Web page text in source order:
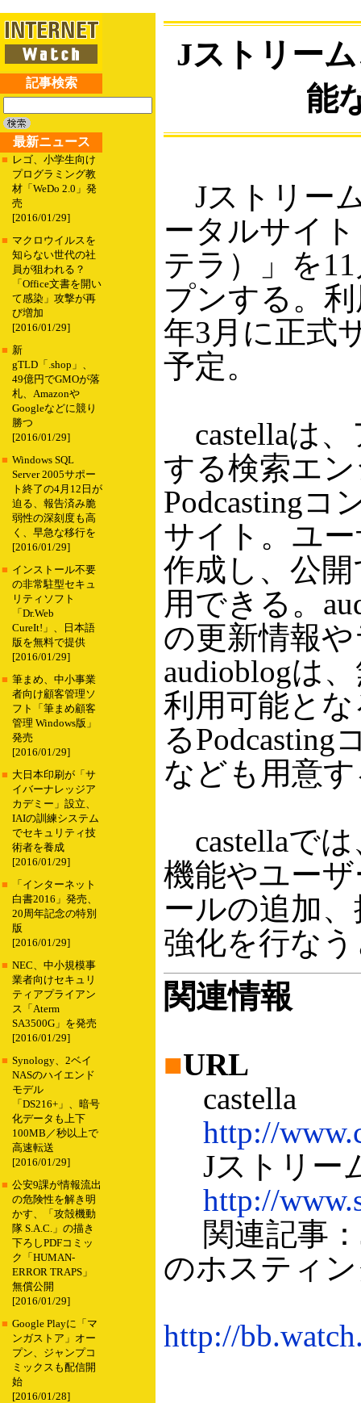
記事検索
最新ニュース
■ レゴ、小学生向け
プログラミング教
材「WeDo 2.0」発
売
[2016/01/29]
■ マクロウイルスを
知らない世代の社
員が狙われる？
「Office文書を開い
て感染」攻撃が再
び増加
[2016/01/29]
■ 新
gTLD「.shop」、
49億円でGMOが落
札、Amazonや
Googleなどに競り
勝つ
[2016/01/29]
■ Windows SQL
Server 2005サポー
ト終了の4月12日が
迫る、報告済み脆
弱性の深刻度も高
く、早急な移行を
[2016/01/29]
■ インストール不要
の非常駐型セキュ
リティソフト
「Dr.Web
CureIt!」、日本語
版を無料で提供
[2016/01/29]
■ 筆まめ、中小事業
者向け顧客管理ソ
フト「筆まめ顧客
管理 Windows版」
発売
[2016/01/29]
■ 大日本印刷が「サ
イバーナレッジア
カデミー」設立、
IAIの訓練システム
でセキュリティ技
術者を養成
[2016/01/29]
■
「インターネット
白書2016」発売、
20周年記念の特別
版
[2016/01/29]
■ NEC、中小規模事
業者向けセキュリ
ティアプライアン
ス「Aterm
SA3500G」を発売
[2016/01/29]
■ Synology、2ベイ
NASのハイエンド
モデル
「DS216+」、暗号
化データも上下
100MB／秒以上で
高速転送
[2016/01/29]
■ 公安9課が情報流出
の危険性を解き明
かす、「攻殻機動
隊 S.A.C.」の描き
下ろしPDFコミッ
ク「HUMAN-
ERROR TRAPS」
無償公開
[2016/01/29]
■ Google Playに「マ
ンガストア」オー
プン、ジャンプコ
ミックスも配信開
始
[2016/01/28]
Jストリー
能
Jストリー
ータルサイ
テラ）」を
プンする。
年3月に正式
予定。
castellaは
する検索エ
Podcastingコ
サイト。ユ
作成し、公
用できる。
の更新情報
audioblogは
利用可能と
る
なども用意
castellaで
機能やユー
ールの追加
強化を行な
関連情報
■URL
castella
http://
Jストリー
http://
関連記事：
のホスティン
http://